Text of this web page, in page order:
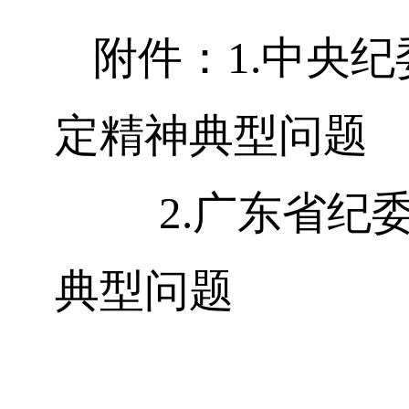
附件： 1.中央
定精神典型问题
2.广东省纪
典型问题